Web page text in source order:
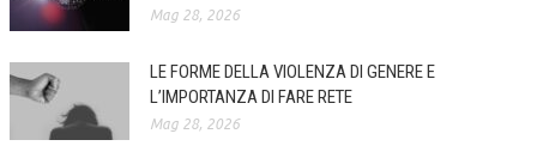
CODICE ETICO
AUTORI
COLLABORA CON NOI
Mag 28, 2026
LE FORME DELLA VIOLENZA DI GENERE E
L’IMPORTANZA DI FARE RETE
Mag 28, 2026